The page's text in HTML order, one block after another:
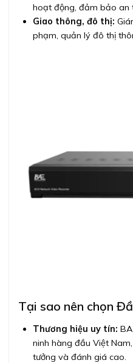
hoạt động, đảm bảo an
Giao thông, đô thị:
phạm, quản lý đô thị
Tại sao nên chọn
Thương hiệu uy tín:
ninh hàng đầu Việt
tưởng và đánh giá cao.